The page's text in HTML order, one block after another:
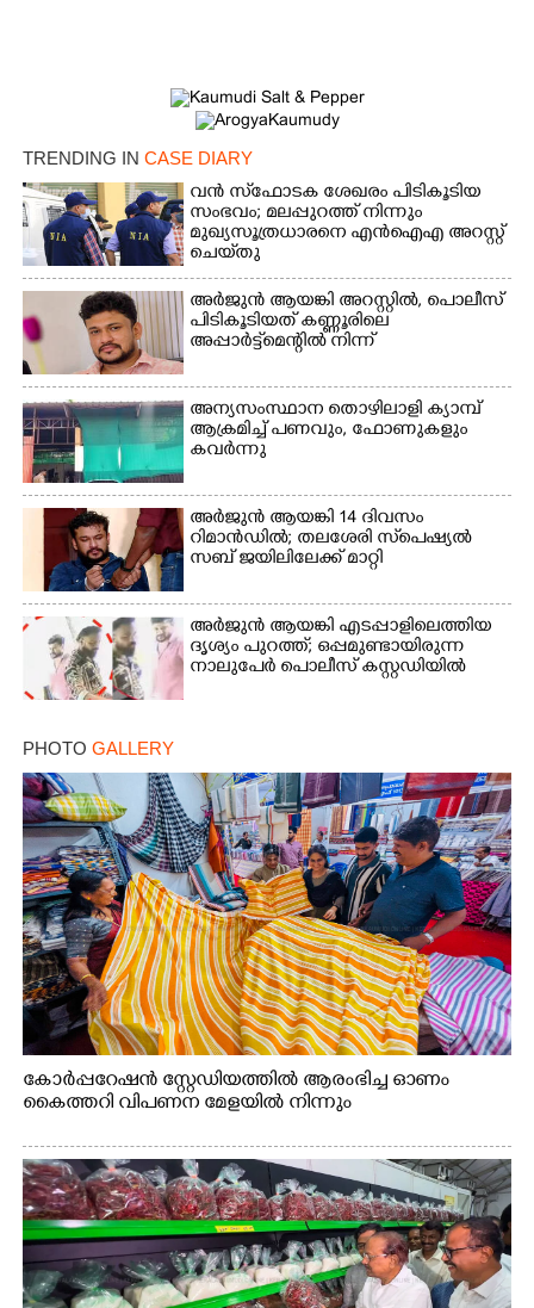
TRENDING IN CASE DIARY
വൻ സ്‌ഫോടക ശേഖരം പിടികൂടിയ
സംഭവം; മലപ്പുറത്ത് നിന്നും
മുഖ്യസൂത്രധാരനെ എൻഐഎ അറസ്റ്റ്
ചെയ്‌തു
അർജുൻ ആയങ്കി അറസ്റ്റിൽ, പൊലീസ്
പിടികൂടിയത് കണ്ണൂരിലെ
അപ്പാർട്ട്‌മെന്റിൽ നിന്ന്
അന്യസംസ്ഥാന തൊഴിലാളി ക്യാമ്പ്
ആക്രമിച്ച് പണവും, ഫോണുകളും
കവർന്നു
അർജുൻ ആയങ്കി 14 ദിവസം
റിമാൻഡിൽ; തലശേരി സ്‌പെഷ്യൽ
സബ് ജയിലിലേക്ക് മാറ്റി
അർജുൻ ആയങ്കി എടപ്പാളിലെത്തിയ
ദൃശ്യം പുറത്ത്; ഒപ്പമുണ്ടായിരുന്ന
നാലുപേർ പൊലീസ് കസ്റ്റഡിയിൽ
PHOTO GALLERY
കോർപ്പറേഷൻ സ്റ്റേഡിയത്തിൽ ആരംഭിച്ച ഓണം
കൈത്തറി വിപണന മേളയിൽ നിന്നും
Share this link
Copy Link